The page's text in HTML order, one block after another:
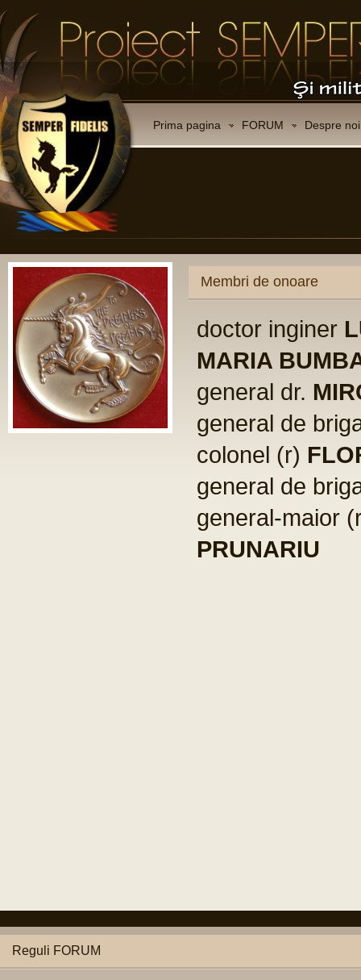
Prima pagina FORUM Despre noi
Membri de onoare
doctor inginer
MARIA
general dr.
general de
colonel (r)
general de
general-maior
PRUNARIU
Reguli FORUM